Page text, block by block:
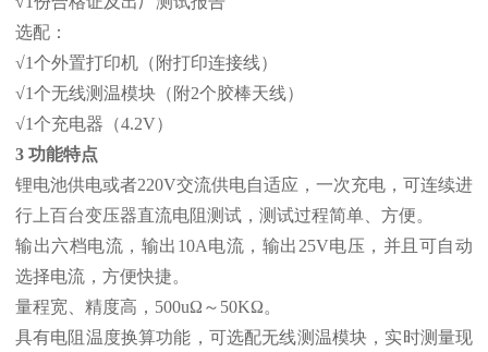
选配：
√1个外置打印机（附打印连接线）
√1个无线测温模块（附2个胶棒天线）
√1个充电器（4.2V）
3 功能特点
锂电池供电或者220V交流供电自适应，一次充电，可连续进
行上百台变压器直流电阻测试，测试过程简单、方便。
输出六档电流，输出10A电流，输出25V电压，并且可自动
选择电流，方便快捷。
量程宽、精度高，500uΩ～50KΩ。
具有电阻温度换算功能，可选配无线测温模块，实时测量现